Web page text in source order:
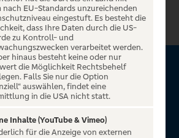
der Sparda-Banken. Auf unserem
Sie Tickets für atemberaubende
nach EU-Standards unzureichenden
eingestuft. Es besteht die
dass Ihre Daten durch die US-
zu Kontroll- und
verarbeitet werden.
hinaus besteht keine oder nur
die Möglichkeit Rechtsbehelf
Falls Sie nur die Option
auswählen, findet eine
in die USA nicht statt.
Inhalte (YouTube & Vimeo)
für die Anzeige von externen